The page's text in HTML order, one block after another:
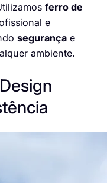
ferro de
e
segurança e
ambiente.